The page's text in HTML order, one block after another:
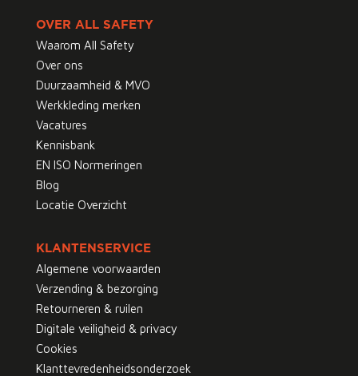
OVER ALL SAFETY
Waarom All Safety
Over ons
Duurzaamheid & MVO
Werkkleding merken
Vacatures
Kennisbank
EN ISO Normeringen
Blog
Locatie Overzicht
KLANTENSERVICE
Algemene voorwaarden
Verzending & bezorging
Retourneren & ruilen
Digitale veiligheid & privacy
Cookies
Klanttevredenheidsonderzoek